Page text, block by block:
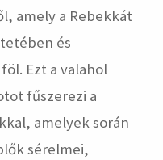
amely a Rebekkát
és
Ezt a valahol
fűszerezi a
amelyek során
sérelmei,